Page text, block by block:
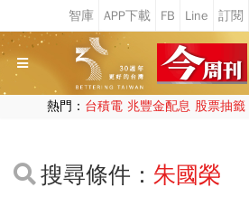
熱門： 台積電 兆豐金配息 股票抽籤
搜尋條件： 朱國榮